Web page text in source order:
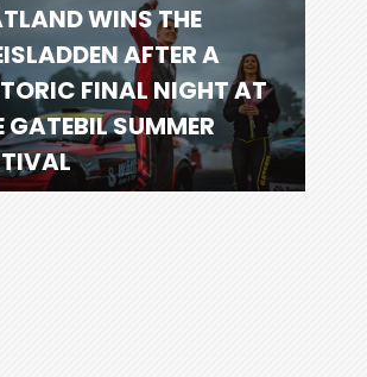
WINS THE
AFTER A
FINAL NIGHT AT
GATEBIL SUMMER